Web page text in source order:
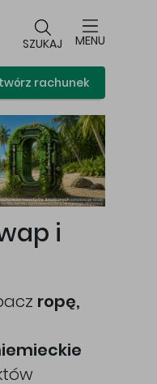
SZUKAJ MENU
rachunek
i
ropę,